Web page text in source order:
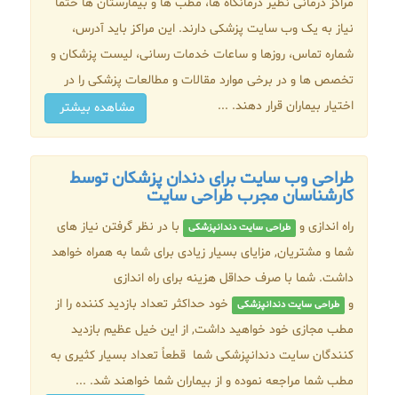
نیاز به یک وب سایت پزشکی دارند. این مراکز باید آدرس،
شماره تماس، روزها و ساعات خدمات رسانی، لیست پزشکان و
تخصص ها و در برخی موارد مقالات و مطالعات پزشکی را در
اختیار بیماران قرار دهند. ...
مشاهده بیشتر
طراحی وب سایت برای دندان پزشکان توسط
کارشناسان مجرب طراحی سایت
راه اندازی و طراحی سایت دندانپزشکی
با در نظر گرفتن نیاز های
شما و مشتریان, مزایای بسیار زیادی برای شما به همراه خواهد
داشت. شما با صرف حداقل هزینه برای راه اندازی
و طراحی سایت دندانپزشکی
خود حداکثر تعداد بازدید کننده را از
مطب مجازی خود خواهید داشت, از این خیل عظیم بازدید
کنندگان سایت دندانپزشکی شما قطعاً تعداد بسیار کثیری به
مطب شما مراجعه نموده و از بیماران شما خواهند شد. ...